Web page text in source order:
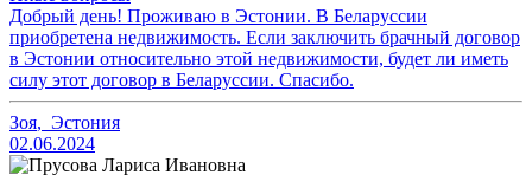
Добрый день! Проживаю в Эстонии. В Беларуссии
приобретена недвижимость. Если заключить брачный договор
в Эстонии относительно этой недвижимости, будет ли иметь
силу этот договор в Беларуссии. Спасибо.
Зоя, Эстония
02.06.2024